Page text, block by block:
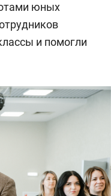
юных
и помогли